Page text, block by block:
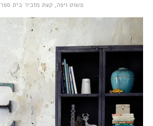
פשוט ויפה, קצת מזכיר בית ספר